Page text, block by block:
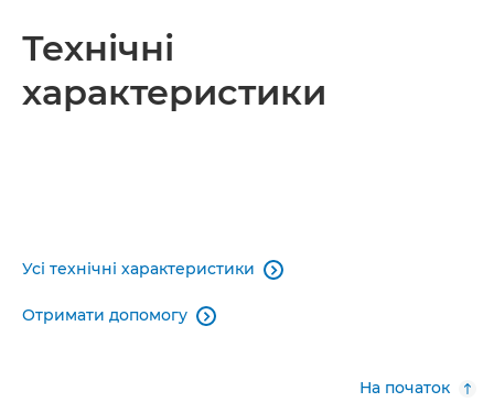
Технічні
характеристики
Усі технічні характеристики 
Отримати допомогу 
На початок